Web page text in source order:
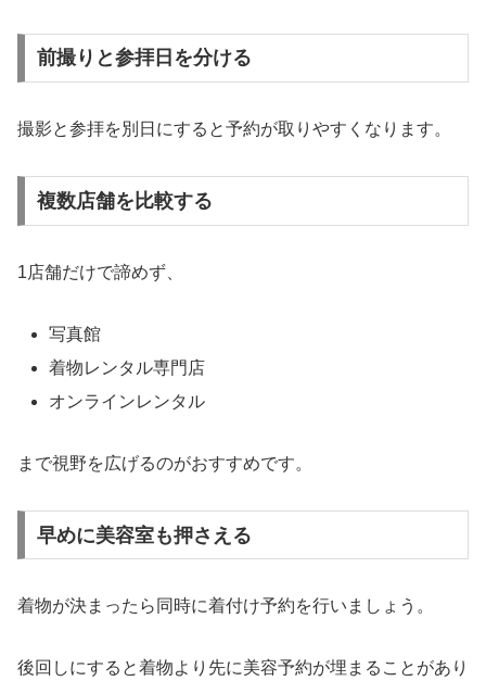
前撮りと参拝日を分ける
撮影と参拝を別日にすると予約が取りやすくなります。
複数店舗を比較する
1店舗だけで諦めず、
写真館
着物レンタル専門店
オンラインレンタル
まで視野を広げるのがおすすめです。
早めに美容室も押さえる
着物が決まったら同時に着付け予約を行いましょう。
後回しにすると着物より先に美容予約が埋まることがあり